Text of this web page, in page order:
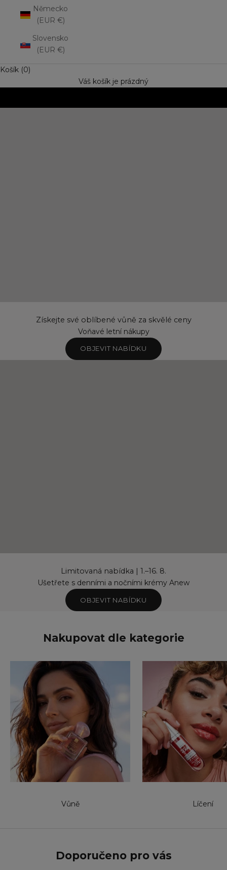
Německo
(EUR €)
Slovensko
(EUR €)
Košík (0)
Váš košík je prázdný
Získejte své oblíbené vůně za skvělé ceny
Voňavé letní nákupy
OBJEVIT NABÍDKU
Limitovaná nabídka | 1.–16. 8.
Ušetřete s denními a nočními krémy Anew
OBJEVIT NABÍDKU
Nakupovat dle kategorie
Vůně Líčení
Doporučeno pro vás